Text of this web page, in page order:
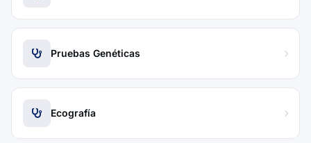
Pruebas Genéticas
Ecografía